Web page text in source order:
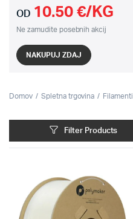
OD 10.50 €/KG
Ne zamudite posebnih akcij
NAKUPUJ ZDAJ
Domov Spletna trgovina Filamenti
Filter Products